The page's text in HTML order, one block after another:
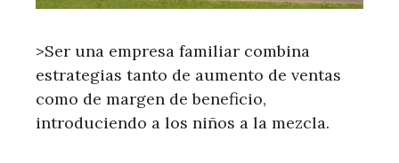
>Ser una empresa familiar combina
estrategias tanto de aumento de ventas
como de margen de beneficio,
introduciendo a los niños a la mezcla.